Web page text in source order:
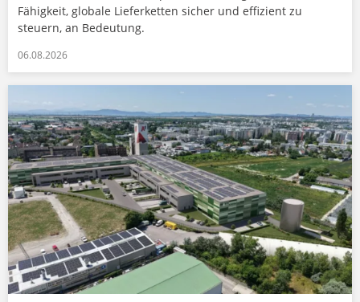
Fähigkeit, globale Lieferketten sicher und effizient zu
steuern, an Bedeutung.
06.08.2026